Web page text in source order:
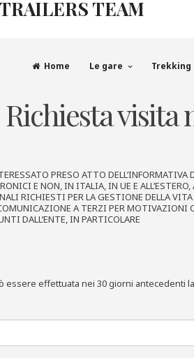
TEAM
Home Le gare Trekking
Richiesta visita
PRESO ATTO
E NON, IN ITALIA, IN UE E
RICHIESTI PER LA GESTIONE DELLA
A TERZI PER MOTIVAZIONI
DALL’ENTE, IN PARTICOLARE
essere effettuata nei 30 giorni antecedenti